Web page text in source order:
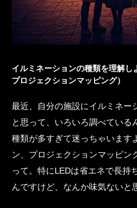
イルミネーションの種類を理解し
プロジェクションマッピング）
最近、自分の施設にイルミネー
と思って、いろいろ調べている
種類が多すぎて迷っちゃいます
ン、プロジェクションマッピン
って。特にLEDは省エネで長持
んですけど、なんか味気ないと